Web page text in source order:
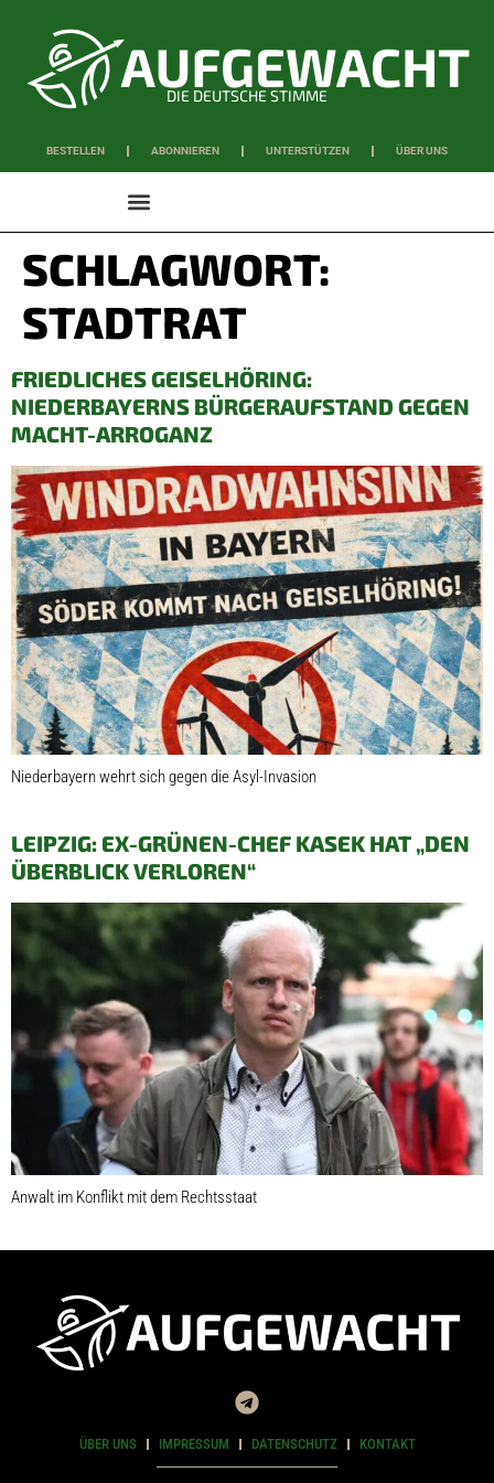
DIE DEUTSCHE STIMME
BESTELLEN ABONNIEREN UNTERSTÜTZEN ÜBER UNS
SCHLAGWORT:
STADTRAT
FRIEDLICHES GEISELHÖRING:
NIEDERBAYERNS BÜRGERAUFSTAND GEGEN
MACHT-ARROGANZ
Niederbayern wehrt sich gegen die Asyl-Invasion
LEIPZIG: EX-GRÜNEN-CHEF KASEK HAT „DEN
ÜBERBLICK VERLOREN“
Anwalt im Konflikt mit dem Rechtsstaat
ÜBER UNS IMPRESSUM DATENSCHUTZ KONTAKT